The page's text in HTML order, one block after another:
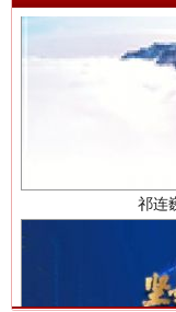
中祁连